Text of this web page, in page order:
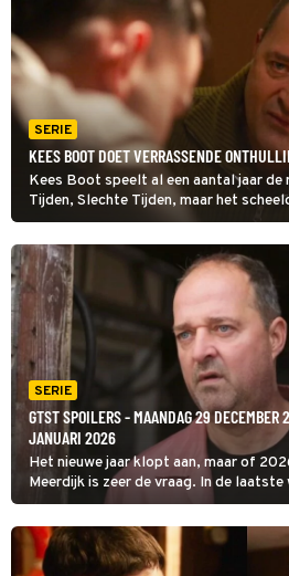
SERIE
KEES BOOT DOET VERRASSENDE
Kees Boot speelt al een aantal jaar de
Tijden, Slechte Tijden, maar het
ander personage vertolkt.
SERIE
GTST SPOILERS - MAANDAG 29 DECEMBER
JANUARI 2026
Het nieuwe jaar klopt aan, maar of
Meerdijk is zeer de vraag. In de laatste
écht scheiden, vechten Troj en Luuk
geheim van Stefano en Elisa uit te